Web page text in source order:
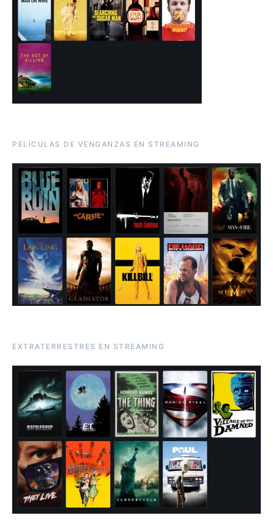
PELÍCULAS DE VENGANZAS EN STREAMING
EXTRATERRESTRES EN STREAMING